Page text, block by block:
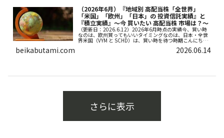
（2026年6月）『地域別 高配当株「全世界」
「米国」「欧州」「日本」の 投資信託実績』と
『積立実績』～今 買いたい 高配当株 市場は？～
（更新日：2026.6.12）2026年6月時点の実績今、買い時
なのは、欧州買ってもいいタイミングなのは、日本・全世
界米国（VYM と SCHD）は、買い時を待つ時期こんにち
は！タクドラたみです♪米国株1強時代が 長く続いていま
beikabutami.com 2026.06.14
さらに表示